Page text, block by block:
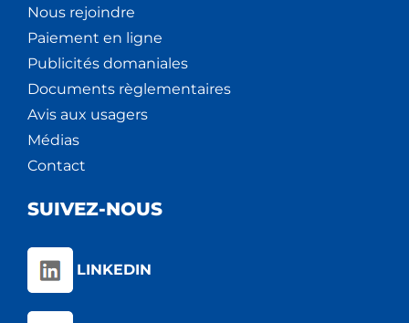
Nous rejoindre
Paiement en ligne
Publicités domaniales
Documents règlementaires
Avis aux usagers
Médias
Contact
SUIVEZ-NOUS
LINKEDIN